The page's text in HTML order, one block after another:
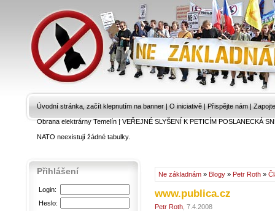
Úvodní stránka, začít klepnutím na banner | O iniciativě | Přispějte nám |
Obrana elektrárny Temelín|VEŘEJNÉ SLYŠENÍ K PETICÍM POSLANECKÁ
NATO neexistují žádné tabulky.
Ne základnám » Blogy » Petr Roth »
www.publica.cz
Petr Roth , 7.4.2008
Přihlášení
Login:
Heslo: